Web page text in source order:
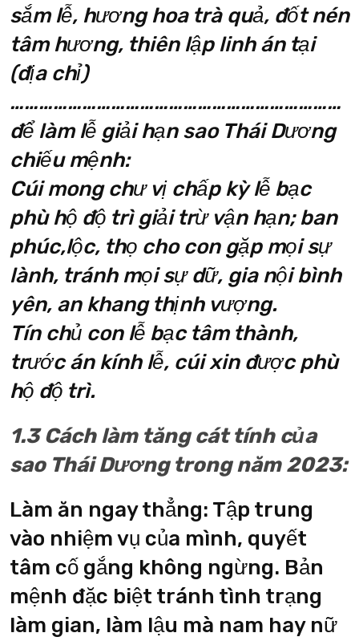
sắm lễ, hương hoa trà quả, đốt nén
tâm hương, thiên lập linh án tại
(địa chỉ)
……………………………………………………………
để làm lễ giải hạn sao Thái Dương
chiếu mệnh:
Cúi mong chư vị chấp kỳ lễ bạc
phù hộ độ trì giải trừ vận hạn; ban
phúc,lộc, thọ cho con gặp mọi sự
lành, tránh mọi sự dữ, gia nội bình
yên, an khang thịnh vượng.
Tín chủ con lễ bạc tâm thành,
trước án kính lễ, cúi xin được phù
hộ độ trì.
1.3 Cách làm tăng cát tính của
sao Thái Dương trong năm 2023:
Làm ăn ngay thẳng: Tập trung
vào nhiệm vụ của mình, quyết
tâm cố gắng không ngừng. Bản
mệnh đặc biệt tránh tình trạng
làm gian, làm lậu mà nam hay nữ